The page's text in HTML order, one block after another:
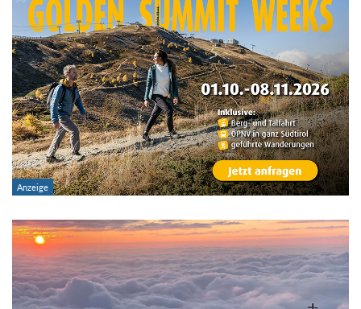
Region:
Gebirge:
Art der Tour:
Schwierigkeitsgrad:
von
bis
Kondition (Tourdauer):